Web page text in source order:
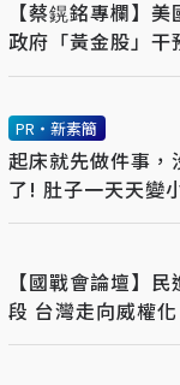
【​​​​​​​蔡鎤銘專欄】
政府「黃金股」干
PR・新素簡
起床就先做件事，
了! 肚子一天天變
【國戰會論壇】
段 台灣走向威權化